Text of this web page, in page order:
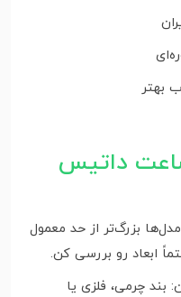
بهتر
داتیس
بزرگ‌تر از حد معمول
ابعاد رو بررسی کن.
بند چرمی، فلزی یا